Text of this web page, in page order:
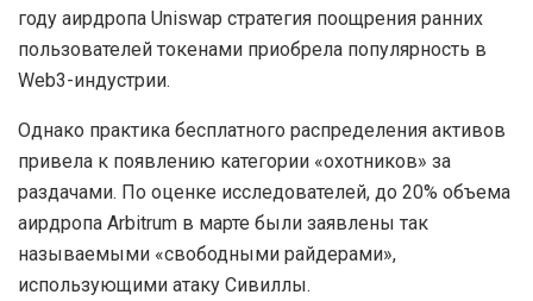
году аирдропа Uniswap стратегия поощрения ранних
пользователей токенами приобрела популярность в
Web3-индустрии.
Однако практика бесплатного распределения активов
привела к появлению категории «охотников» за
раздачами. По оценке исследователей, до 20% объема
аирдропа Arbitrum в марте были заявлены так
называемыми «свободными райдерами»,
использующими атаку Сивиллы.